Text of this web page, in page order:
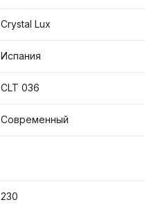
Crystal Lux
Испания
CLT 036
Современный
230